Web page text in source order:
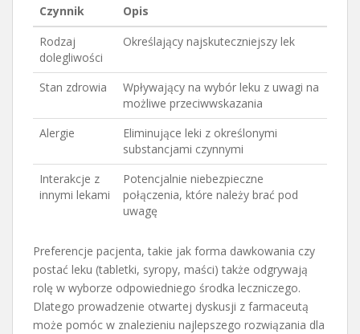
Czynnik
Opis
Rodzaj
dolegliwości
Określający najskuteczniejszy lek
Stan zdrowia
Wpływający na wybór leku z uwagi na
możliwe przeciwwskazania
Alergie
Eliminujące leki z określonymi
substancjami czynnymi
Interakcje z
innymi lekami
Potencjalnie niebezpieczne
połączenia, które należy brać pod
uwagę
Preferencje pacjenta, takie jak forma dawkowania czy
postać leku (tabletki, syropy, maści) także odgrywają
rolę w wyborze odpowiedniego środka leczniczego.
Dlatego prowadzenie otwartej dyskusji z farmaceutą
może pomóc w znalezieniu najlepszego rozwiązania dla